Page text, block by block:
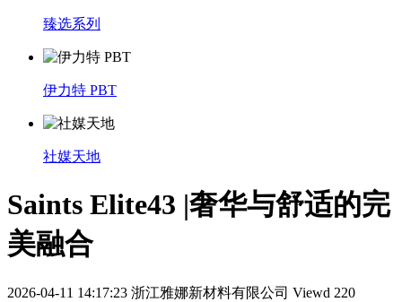
臻选系列
伊力特 PBT
社媒天地
Saints Elite43 |奢华与舒适的完
美融合
2026-04-11 14:17:23 浙江雅娜新材料有限公司 Viewd 220